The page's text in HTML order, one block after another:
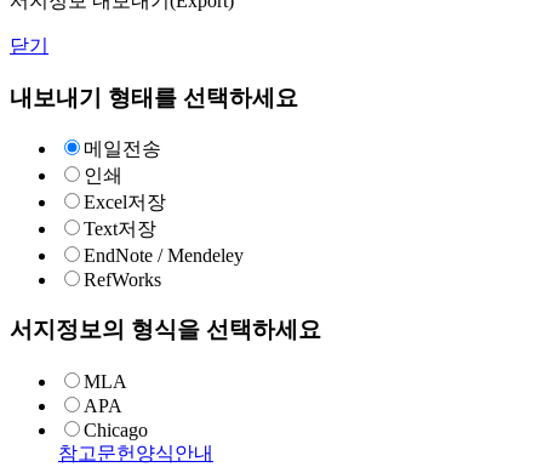
닫기
내보내기 형태를 선택하세요
메일전송
인쇄
Excel저장
Text저장
EndNote / Mendeley
RefWorks
서지정보의 형식을 선택하세요
MLA
APA
Chicago
참고문헌양식안내